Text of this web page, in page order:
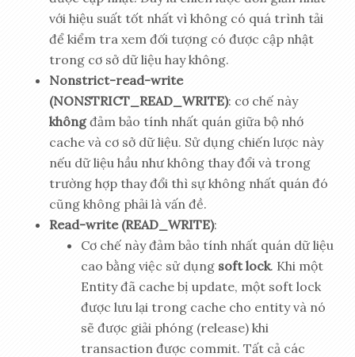
với hiệu suất tốt nhất vì không có quá trình tải
để kiểm tra xem đối tượng có được cập nhật
trong cơ sở dữ liệu hay không.
Nonstrict-read-write
(NONSTRICT_READ_WRITE): cơ chế này
khôngđảm bảo tính nhất quán giữa bộ nhớ
cache và cơ sở dữ liệu. Sử dụng chiến lược này
nếu dữ liệu hầu như không thay đổi và trong
trường hợp thay đổi thì sự không nhất quán đó
cũng không phải là vấn đề.
Read-write (READ_WRITE):
Cơ chế này đảm bảo tính nhất quán dữ liệu
cao bằng việc sử dụng soft lock. Khi một
Entity đã cache bị update, một soft lock
được lưu lại trong cache cho entity và nó
sẽ được giải phóng (release) khi
transaction được commit. Tất cả các